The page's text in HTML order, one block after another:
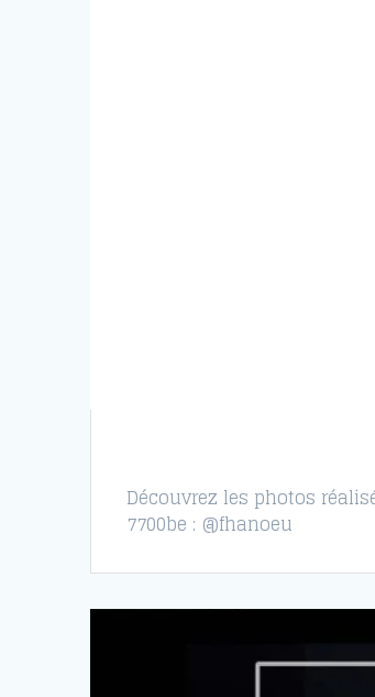
Découvrez les photos
7700be : @fhanoeu